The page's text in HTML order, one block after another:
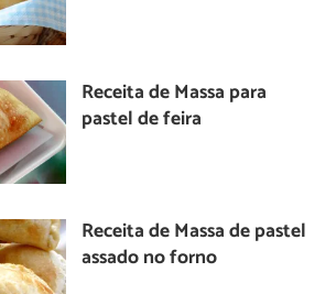
Receita de Massa para
pastel de feira
Receita de Massa de pastel
assado no forno